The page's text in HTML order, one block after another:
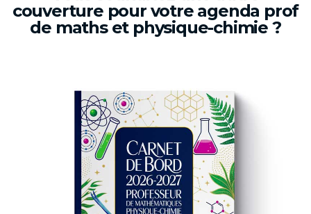
couverture pour votre agenda prof
de maths et physique-chimie ?